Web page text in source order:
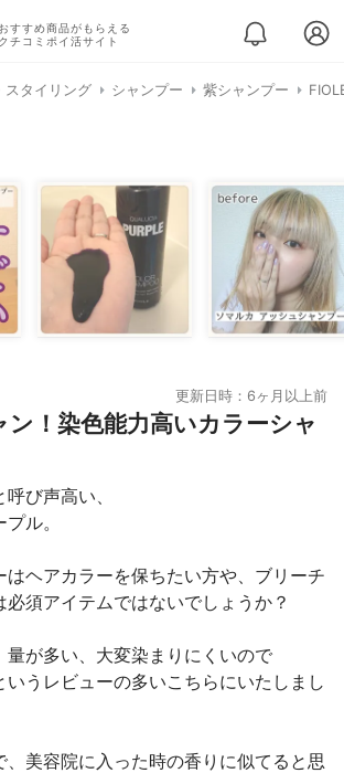
おすすめ商品がもらえる
クチコミポイ活サイト
スタイリング シャンプー 紫シャンプー
更新日時：6ヶ月以上前
ン！染色能力高いカラーシャ
び声高い、
ル。
はヘアカラーを保ちたい方や、ブリーチ
必須アイテムではないでしょうか？
量が多い、大変染まりにくいので
いうレビューの多いこちらにいたしまし
、美容院に入った時の香りに似てると思